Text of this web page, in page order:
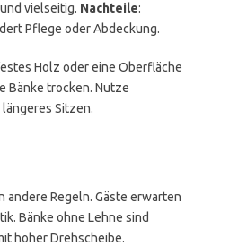
vielseitig. Nachteile:
Pflege oder Abdeckung.
Holz oder eine Oberfläche
Bänke trocken. Nutze
Sitzen.
andere Regeln. Gäste erwarten
Bänke ohne Lehne sind
hoher Drehscheibe.